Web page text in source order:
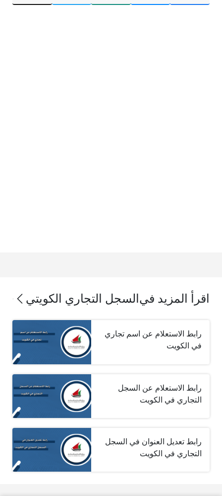
اقرأ المزيد في السجل التجاري الكويتي
رابط الاستعلام عن اسم تجاري
في الكويت
رابط الاستعلام عن السجل
التجاري في الكويت
رابط تعديل العنوان في السجل
التجاري في الكويت